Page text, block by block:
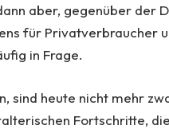
aber, gegenüber der
für Privatverbraucher
in Frage.
sind heute nicht mehr
Fortschritte,